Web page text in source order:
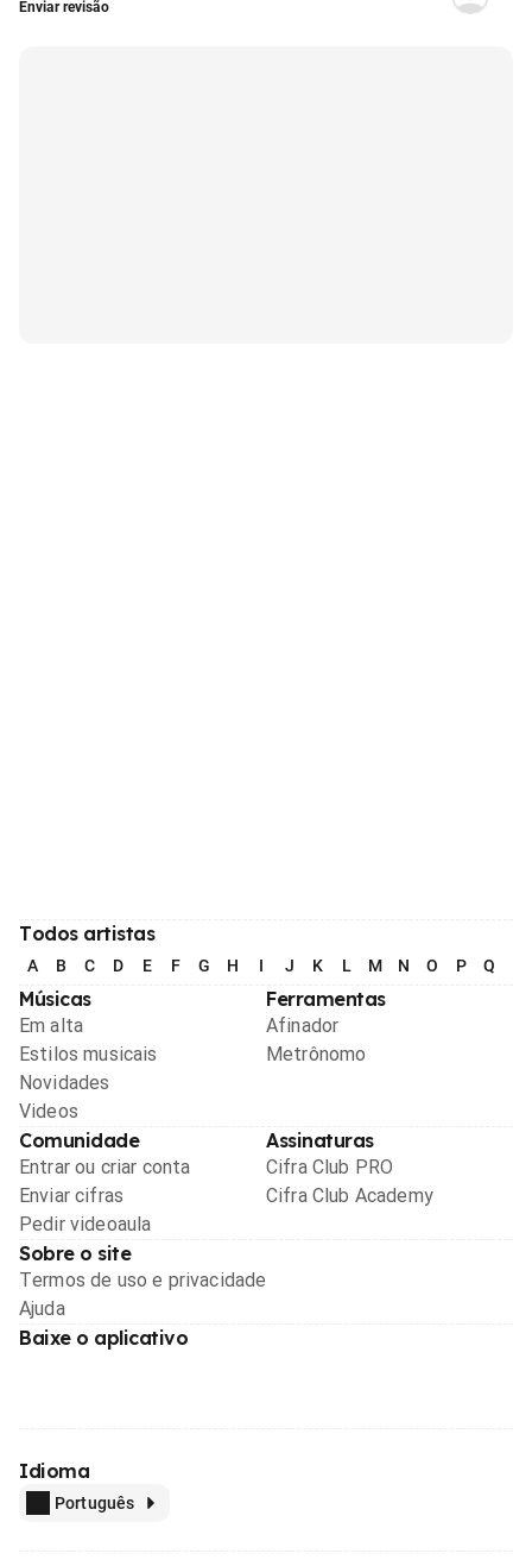
Enviar revisão
Todos artistas
A B C D E F G H I J K L M N O P Q
Músicas
Em alta
Estilos musicais
Novidades
Videos
Ferramentas
Afinador
Metrônomo
Comunidade
Entrar ou criar conta
Enviar cifras
Pedir videoaula
Assinaturas
Cifra Club PRO
Cifra Club Academy
Sobre o site
Termos de uso e privacidade
Ajuda
Baixe o aplicativo
Idioma
Português